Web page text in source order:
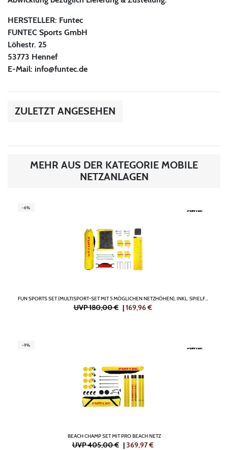
HERSTELLER: Funtec
FUNTEC Sports GmbH
Löhestr. 25
53773 Hennef
E-Mail: info@funtec.de
ZULETZT ANGESEHEN
MEHR AUS DER KATEGORIE MOBILE
NETZANLAGEN
-6%
FUN SPORTS SET (MULTISPORT-SET MIT 5 MÖGLICHEN NETZHÖHEN), INKL. SPIELFELDMARKIERUNG
UVP 180,00 € |169,96€
-9%
BEACH CHAMP SET MIT PRO BEACH NETZ
UVP 405,00 € |369,97€